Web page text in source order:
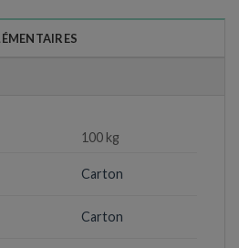
100 kg
Carton
Carton